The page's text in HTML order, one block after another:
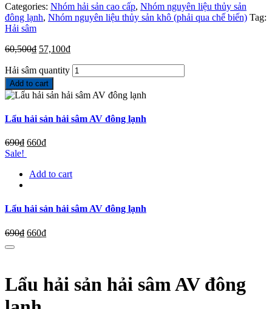
Categories: Nhóm hải sản cao cấp, Nhóm nguyên liệu thủy sản
đông lạnh, Nhóm nguyên liệu thủy sản khô (phải qua chế biến) Tag:
Hải sâm
60,500₫ 57,100₫
Hải sâm quantity
Add to cart
Lẩu hải sản hải sâm AV đông lạnh
690₫ 660₫
Sale!
Add to cart
Lẩu hải sản hải sâm AV đông lạnh
690₫ 660₫
Lẩu hải sản hải sâm AV đông